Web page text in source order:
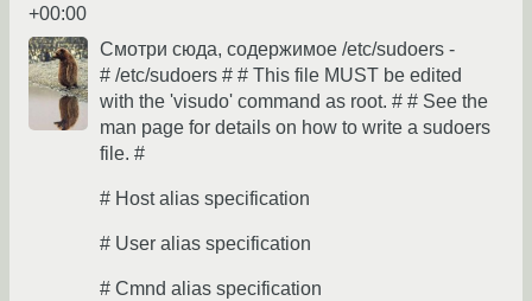
+00:00
Смотри сюда, содержимое /etc/sudoers -
# /etc/sudoers # # This file MUST be edited
with the 'visudo' command as root. # # See the
man page for details on how to write a sudoers
file. #
# Host alias specification
# User alias specification
# Cmnd alias specification